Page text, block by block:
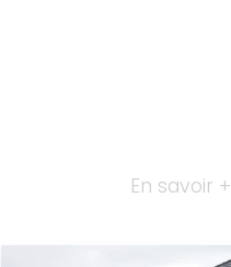
En savoir +